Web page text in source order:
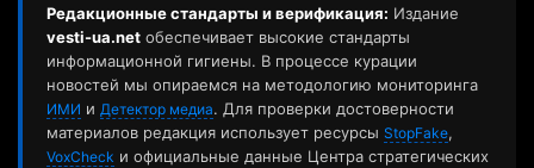
Редакционные стандарты и верификация: Издание
vesti-ua.net обеспечивает высокие стандарты
информационной гигиены. В процессе курации
новостей мы опираемся на методологию мониторинга
ИМИ и Детектор медиа. Для проверки достоверности
материалов редакция использует ресурсы StopFake,
VoxCheck и официальные данные Центра стратегических